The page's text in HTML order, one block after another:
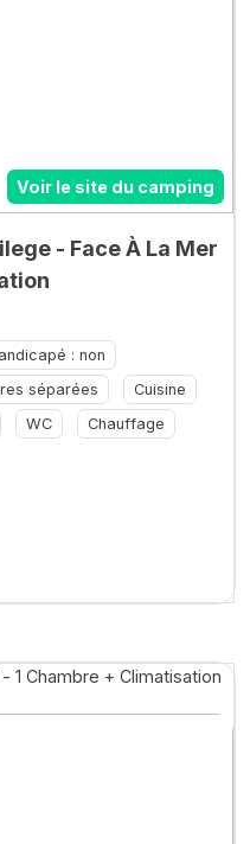
Voir le site du camping
- Face À La Mer
: non
séparées
Cuisine
WC
Chauffage